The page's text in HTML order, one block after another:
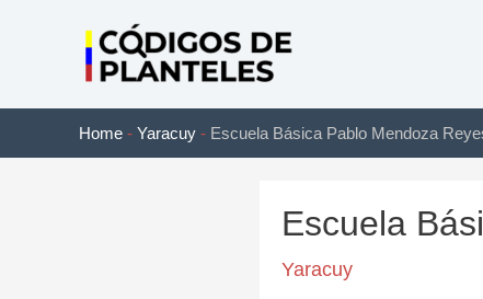
Home - Yaracuy - Escuela Básica Pablo Mendoza
Escuela
Yaracuy